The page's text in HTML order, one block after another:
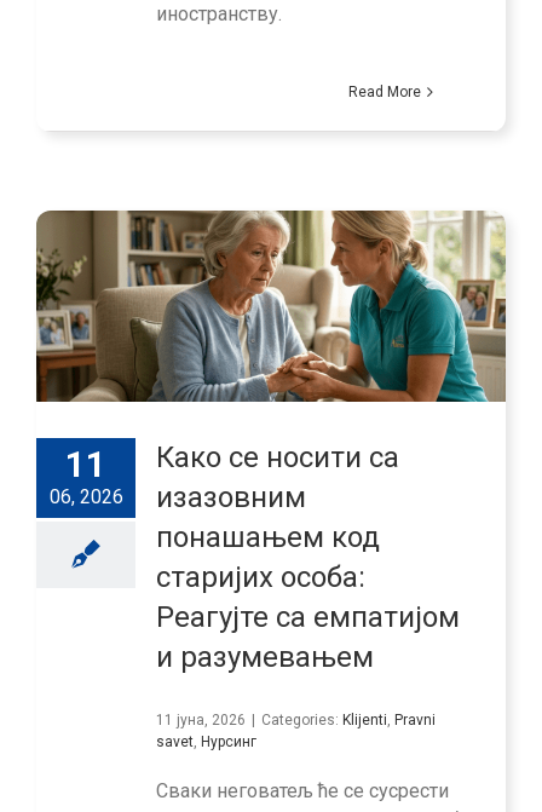
иностранству.
Read More
11
06, 2026
Како се носити са
изазовним
понашањем код
старијих особа:
Реагујте са емпатијом
и разумевањем
11 јуна, 2026 Categories: Klijenti, Pravni
savet, Нурсинг
Сваки неговатељ ће се сусрести